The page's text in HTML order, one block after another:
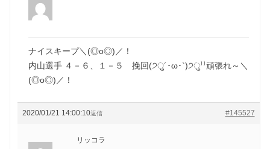
ナイスキープ＼(◎o◎)／！
内山選手 ４－６、１－５ 挽回(੭ु´･ω･`)੭ु⁾⁾頑張れ～＼
(◎o◎)／！
2020/01/21 14:00:10 #145527
返信
リッコラ